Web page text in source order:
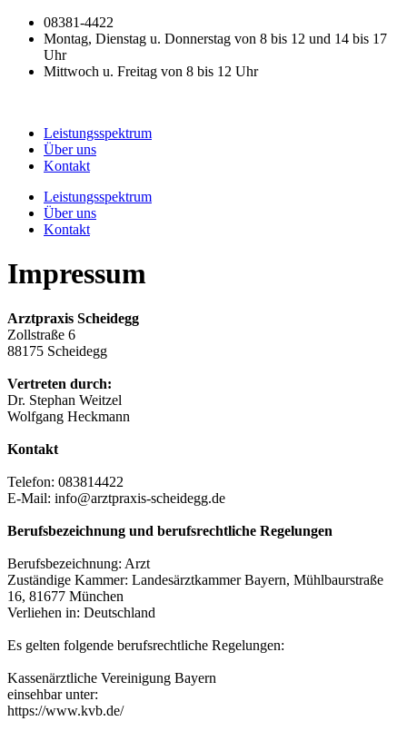
Zum
Inhalt
springen
08381-4422
Montag, Dienstag u. Donnerstag von 8 bis 12 und 14 bis 17
Uhr
Mittwoch u. Freitag von 8 bis 12 Uhr
Leistungsspektrum
Über uns
Kontakt
Leistungsspektrum
Über uns
Kontakt
Impressum
Arztpraxis Scheidegg
Zollstraße 6
88175 Scheidegg
Vertreten durch:
Dr. Stephan Weitzel
Wolfgang Heckmann
Kontakt
Telefon: 083814422
E-Mail: info@arztpraxis-scheidegg.de
Berufsbezeichnung und berufsrechtliche Regelungen
Berufsbezeichnung: Arzt
Zuständige Kammer: Landesärztkammer Bayern, Mühlbaurstraße
16, 81677 München
Verliehen in: Deutschland
Es gelten folgende berufsrechtliche Regelungen:
Kassenärztliche Vereinigung Bayern
einsehbar unter:
https://www.kvb.de/